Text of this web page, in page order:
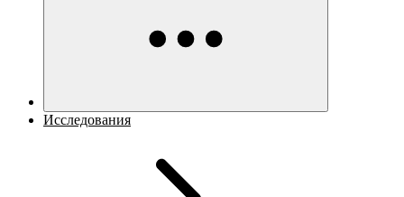
Исследования